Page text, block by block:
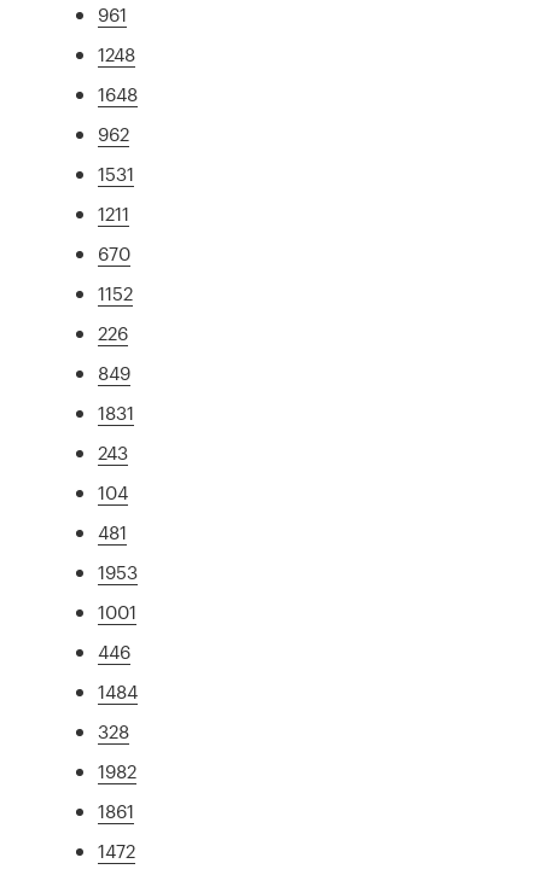
961
1248
1648
962
1531
1211
670
1152
226
849
1831
243
104
481
1953
1001
446
1484
328
1982
1861
1472